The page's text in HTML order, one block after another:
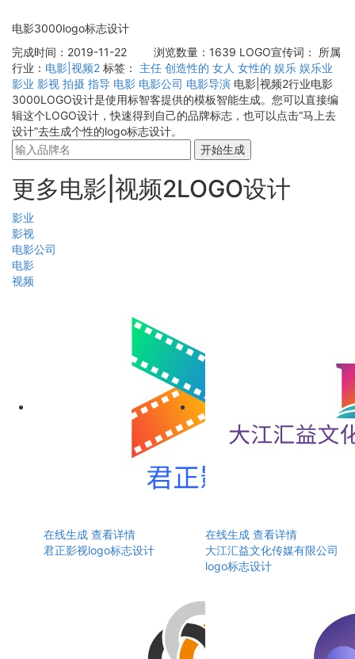
电影3000logo标志设计
完成时间：2019-11-22
浏览数量：1639 LOGO宣传词：
所属
行业： 电影|视频2 标签： 主任 创造性的 女人 女性的 娱乐 娱乐业
影业 影视 拍摄 指导 电影 电影公司 电影导演 电影|视频2行业电影
3000LOGO设计是使用标智客提供的模板智能生成。您可以直接编
辑这个LOGO设计，快速得到自己的品牌标志，也可以点击“马上去
设计”去生成个性的logo标志设计。
开始生成
更多电影|视频2LOGO设计
影业
影视
电影公司
电影
视频
在线生成 查看详情
君正影视logo标志设计
在线生成 查看详情
大江汇益文化传媒有限公司
logo标志设计